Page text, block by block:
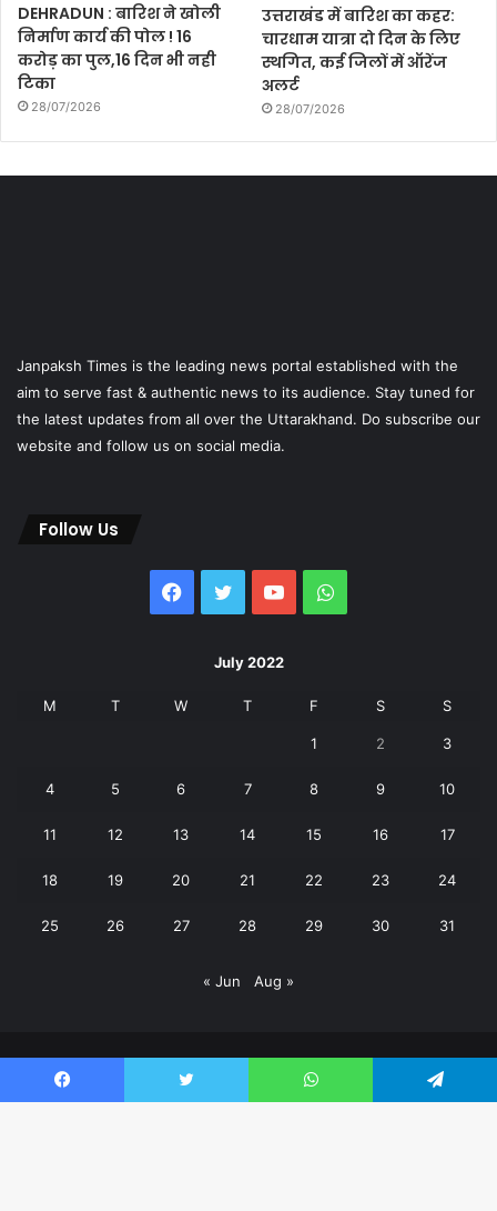
DEHRADUN : बारिश ने खोली
निर्माण कार्य की पोल ! 16
करोड़ का पुल,16 दिन भी नही
टिका
28/07/2026
उत्तराखंड में बारिश का कहर:
चारधाम यात्रा दो दिन के लिए
स्थगित, कई जिलों में ऑरेंज
अलर्ट
28/07/2026
Janpaksh Times is the leading news portal established with the
aim to serve fast & authentic news to its audience. Stay tuned for
the latest updates from all over the Uttarakhand. Do subscribe our
website and follow us on social media.
Follow Us
Facebook
Twitter YouTubeWhatsApp
July 2022
M T W T F S S
1 2 3
4 5 6 7 8 9 10
11 12 13 14 15 16 17
18 19 20 21 22 23 24
25 26 27 28 29 30 31
« Jun Aug »
© Copyright 2026, All Rights Reserved | Janpaksh Times |
क्राइम
बड़ी खबर पर्यटन शिक्षा उत्तराखंड खेल वीडियो Contact Us
Facebook Twitter WhatsApp Telegram